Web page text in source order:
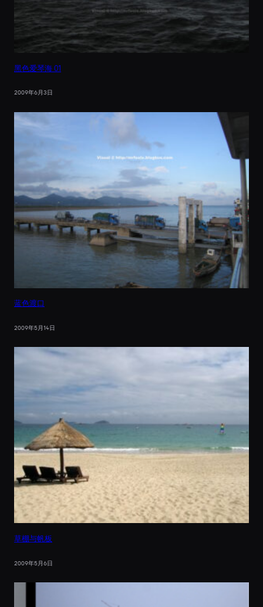
黑色爱琴海 01
2009年6月3日
蓝色渡口
2009年5月14日
草棚与帆板
2009年5月6日